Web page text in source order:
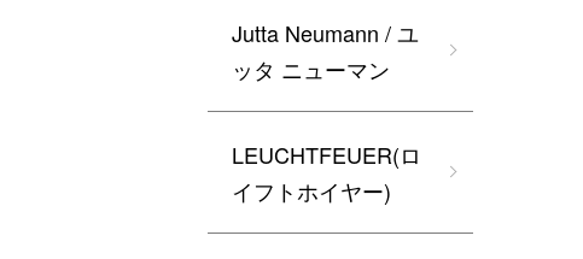
Jutta Neumann / ユ
ッタ ニューマン
LEUCHTFEUER(ロ
イフトホイヤー)